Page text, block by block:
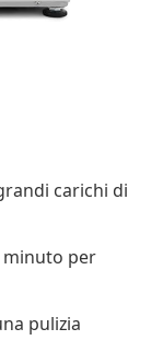
carichi di
minuto per
pulizia